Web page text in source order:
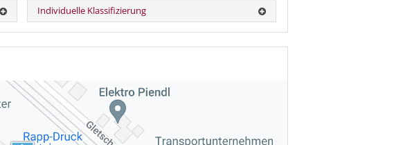
Individuelle Klassifizierung